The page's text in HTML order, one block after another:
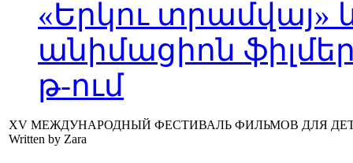
«Երկու տրամվայ»
անիմացիոն
թ-ում
XV МЕЖДУНАРОДНЫЙ ФЕСТИВАЛЬ ФИЛЬМОВ ДЛЯ
Written by Zara